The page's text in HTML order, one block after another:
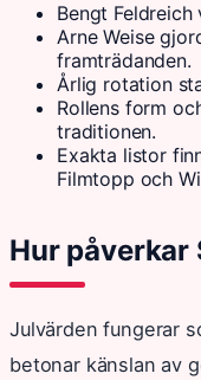
Bengt
Arne Weise
framträdanden.
Årlig rotation
Rollens form
traditionen.
Exakta listor
Filmtopp och
Hur
Julvärden fungerar
betonar känslan av